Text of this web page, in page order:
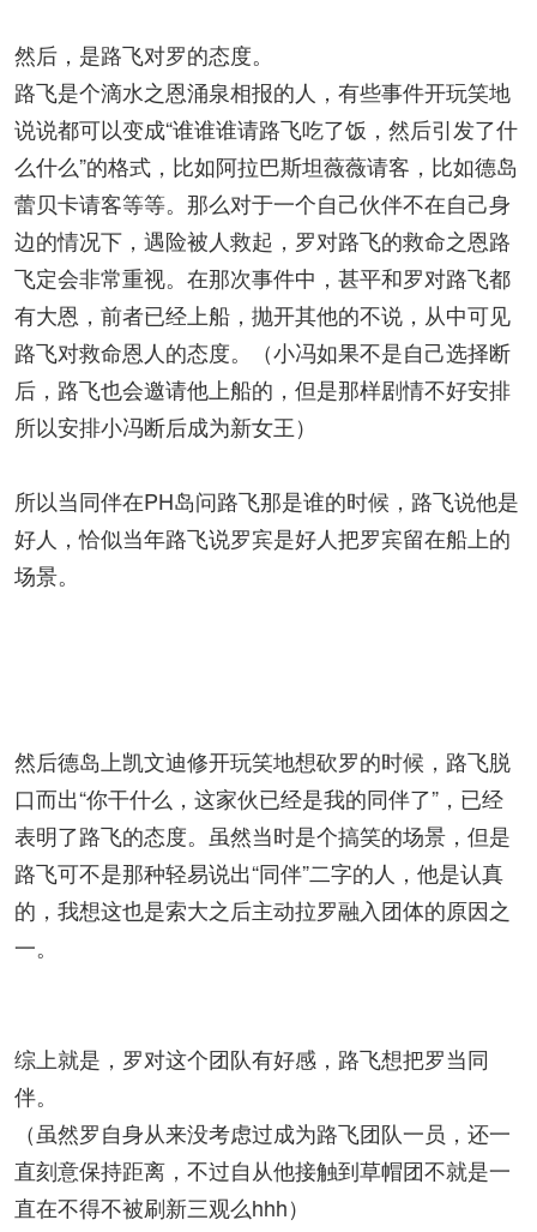
然后，是路飞对罗的态度。
路飞是个滴水之恩涌泉相报的人，有些事件开玩笑地
说说都可以变成“谁谁谁请路飞吃了饭，然后引发了什
么什么”的格式，比如阿拉巴斯坦薇薇请客，比如德岛
蕾贝卡请客等等。那么对于一个自己伙伴不在自己身
边的情况下，遇险被人救起，罗对路飞的救命之恩路
飞定会非常重视。在那次事件中，甚平和罗对路飞都
有大恩，前者已经上船，抛开其他的不说，从中可见
路飞对救命恩人的态度。（小冯如果不是自己选择断
后，路飞也会邀请他上船的，但是那样剧情不好安排
所以安排小冯断后成为新女王）
所以当同伴在PH岛问路飞那是谁的时候，路飞说他是
好人，恰似当年路飞说罗宾是好人把罗宾留在船上的
场景。
然后德岛上凯文迪修开玩笑地想砍罗的时候，路飞脱
口而出“你干什么，这家伙已经是我的同伴了”，已经
表明了路飞的态度。虽然当时是个搞笑的场景，但是
路飞可不是那种轻易说出“同伴”二字的人，他是认真
的，我想这也是索大之后主动拉罗融入团体的原因之
一。
综上就是，罗对这个团队有好感，路飞想把罗当同
伴。
（虽然罗自身从来没考虑过成为路飞团队一员，还一
直刻意保持距离，不过自从他接触到草帽团不就是一
直在不得不被刷新三观么hhh）